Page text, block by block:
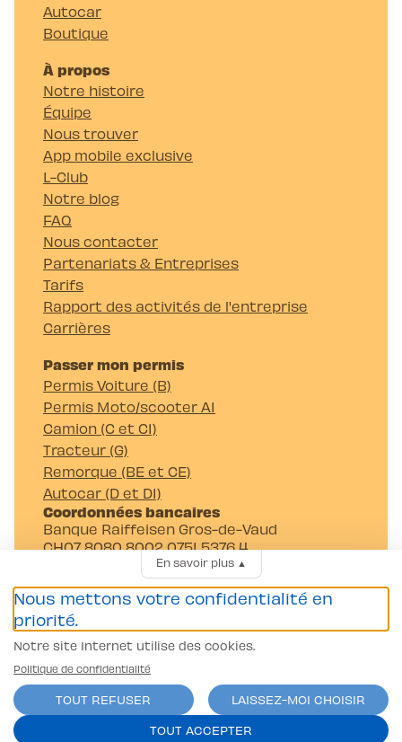
Autocar
Boutique
À propos
Notre histoire
Équipe
Nous trouver
App mobile exclusive
L-Club
Notre blog
FAQ
Nous contacter
Partenariats & Entreprises
Tarifs
Rapport des activités de l'entreprise
Carrières
Passer mon permis
Permis Voiture (B)
Permis Moto/scooter A1
Camion (C et C1)
Tracteur (G)
Remorque (BE et CE)
Autocar (D et D1)
Coordonnées bancaires
Banque Raiffeisen Gros-de-Vaud
CH07 8080 8002 0751 5376 4
Auto-Moto-Ecole Pittet SA
Av. Juste-Olivier 23 1006 Lausanne
Conditions générales
Politique de confidentialité
En savoir plus▲
Nous mettons votre confidentialité en
priorité.
Notre site Internet utilise des cookies.
Politique de confidentialité
TOUT REFUSER
LAISSEZ-MOI CHOISIR
TOUT ACCEPTER